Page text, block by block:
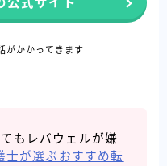
がかかってきます
もレバウェルが嫌
士が選ぶおすすめ転